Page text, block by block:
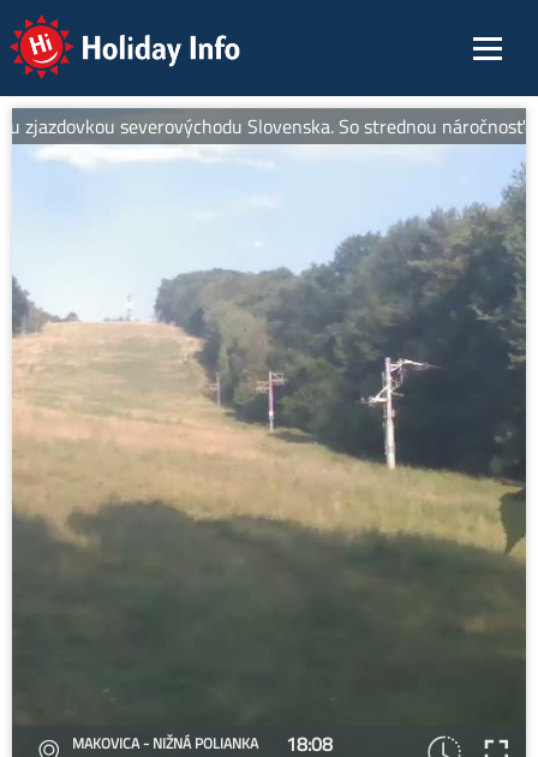
Holiday Info
severovýchodu Slovenska. So strednou
MAKOVICA - NIŽNÁ POLIANKA
18:08